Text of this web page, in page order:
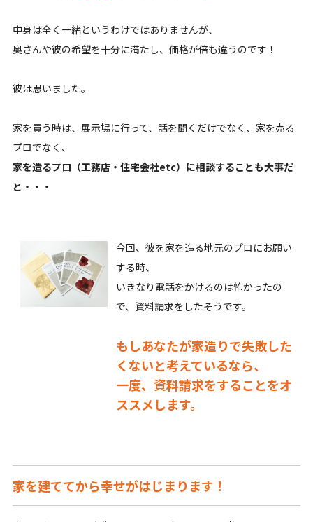
中身は全く一緒というわけではありませんが、
奥さんや彼の希望を十分に満たし、価格が倍も違うのです！
彼は思いました。
家を買う時は、展示場に行って、話を聞くだけでなく、家を売る
プロでなく、
家を造るプロ（工務店・住宅会社etc）に相談することも大事だ
と・・・
今回、彼を家を造る地元のプロにお願い
する時、
いきなり電話をかけるのは怖かったの
で、資料請求をしたそうです。
もしあなたが家造りで失敗した
くないと考えているなら、
一度、資料請求をすることをオ
ススメします。
家を建ててから幸せがはじまります！